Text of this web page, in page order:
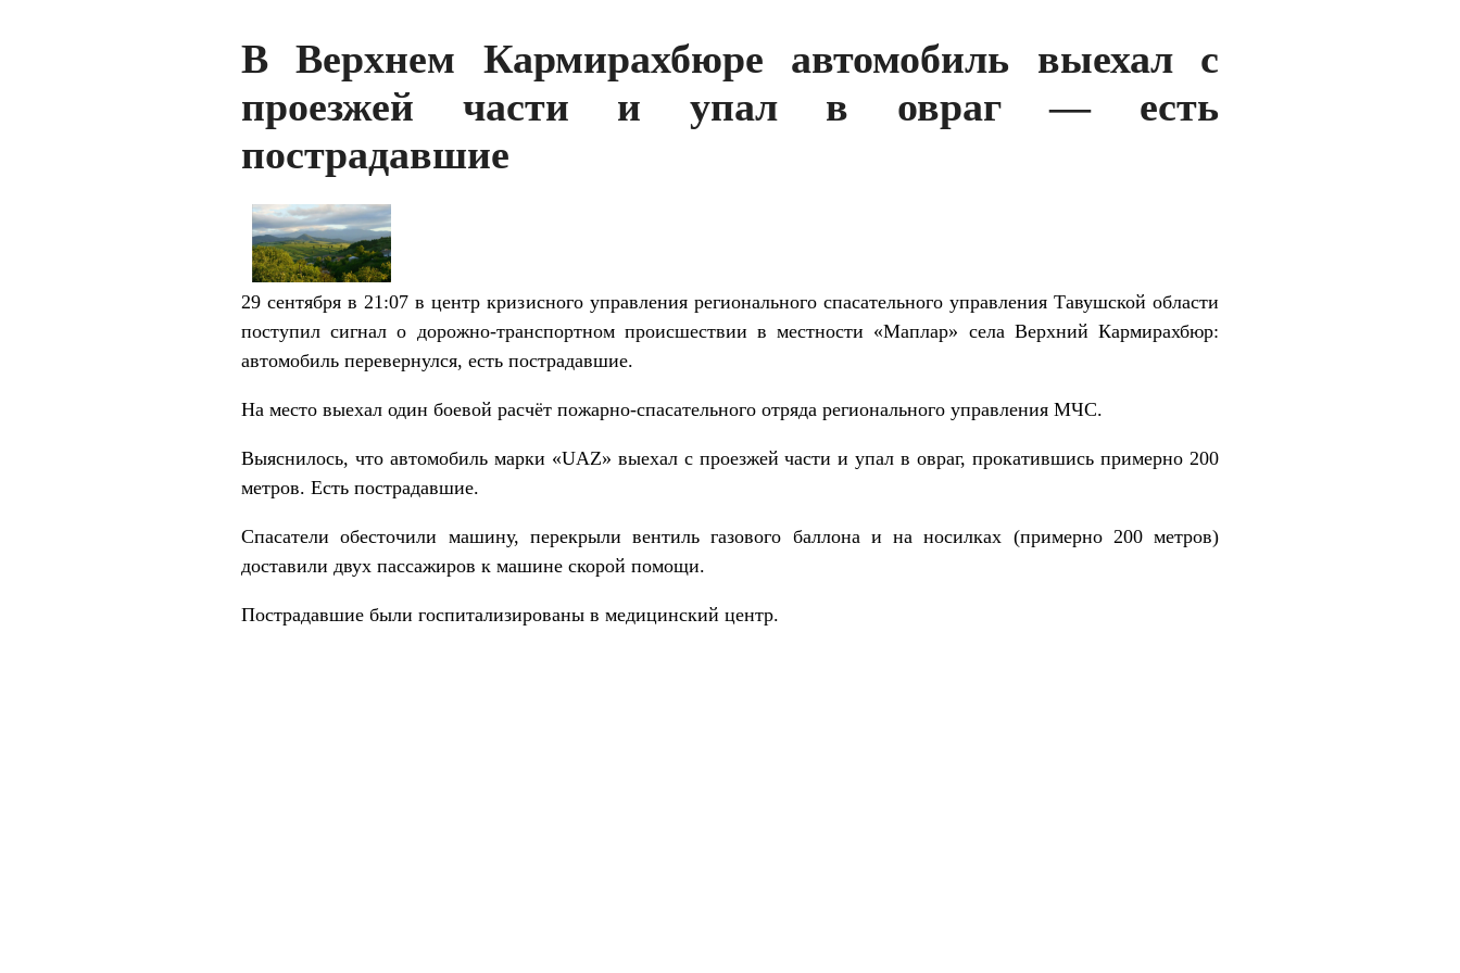
В Верхнем Кармирахбюре автомобиль выехал с
проезжей части и упал в овраг — есть
пострадавшие
29 сентября в 21:07 в центр кризисного управления регионального спасательного управления Тавушской области
поступил сигнал о дорожно-транспортном происшествии в местности «Маплар» села Верхний Кармирахбюр:
автомобиль перевернулся, есть пострадавшие.
На место выехал один боевой расчёт пожарно-спасательного отряда регионального управления МЧС.
Выяснилось, что автомобиль марки «UAZ» выехал с проезжей части и упал в овраг, прокатившись примерно 200
метров. Есть пострадавшие.
Спасатели обесточили машину, перекрыли вентиль газового баллона и на носилках (примерно 200 метров)
доставили двух пассажиров к машине скорой помощи.
Пострадавшие были госпитализированы в медицинский центр.